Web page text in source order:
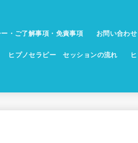
・ご了解事項・免責事項 お問い合わせ
ヒプノセラピー セッションの流れ